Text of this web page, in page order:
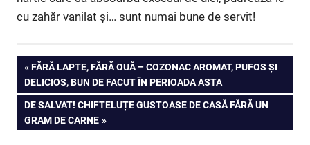
cu zahăr vanilat și… sunt numai bune de servit!
Navigare
în
articole
PREVIOUS
POST:
FĂRĂ LAPTE, FĂRĂ OUĂ – COZONAC AROMAT, PUFOS ȘI
DELICIOS, BUN DE FACUT ÎN PERIOADA ASTA
NEXT
POST:
DE SALVAT! CHIFTELUȚE GUSTOASE DE CASĂ FĂRĂ UN
GRAM DE CARNE